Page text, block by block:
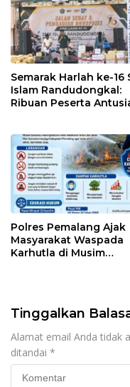
Semarak Harlah ke-16
Islam Randudongkal:
Ribuan Peserta
Polres Pemalang Ajak
Masyarakat Waspada
Karhutla di Musim
Tinggalkan
Alamat email Anda tidak
ditandai *